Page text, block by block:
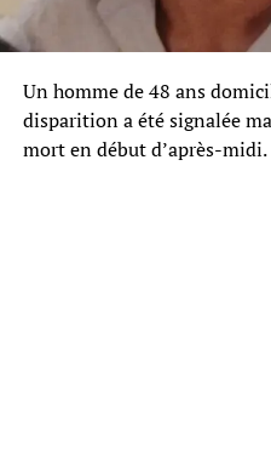
Un homme de 48 ans
disparition a été signalée
mort en début d’après-midi.